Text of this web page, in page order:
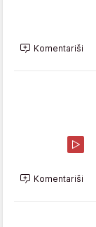
Komentariši
Komentariši